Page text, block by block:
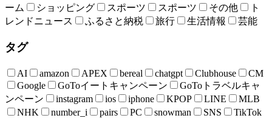
ーム
ショッピング スポーツ スポーツ その他
ト
レンドニュース
ふるさと納税 旅行 生活情報 芸能
タグ
AI amazon APEX bereal chatgpt Clubhouse
CM
Google
GoToイートキャンペーン
GoToトラベルキャ
ンペーン
instagram ios iphone KPOP LINE
MLB
NHK
number_i pairs PC snowman SNS
TikTok